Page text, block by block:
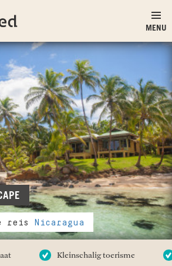
MENU
reis Nicaragua
Kleinschalig toerisme